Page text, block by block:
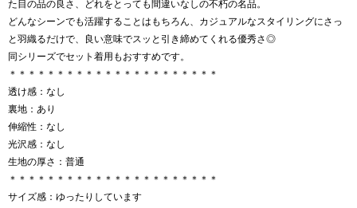
た目の品の良さ、どれをとっても間違いなしの不朽の名品。
どんなシーンでも活躍することはもちろん、カジュアルなスタイリングにさっ
と羽織るだけで、良い意味でスッと引き締めてくれる優秀さ◎
同シリーズでセット着用もおすすめです。
＊＊＊＊＊＊＊＊＊＊＊＊＊＊＊＊＊＊＊＊＊＊
透け感：なし
裏地：あり
伸縮性：なし
光沢感：なし
生地の厚さ：普通
＊＊＊＊＊＊＊＊＊＊＊＊＊＊＊＊＊＊＊＊＊＊
サイズ感：ゆったりしています